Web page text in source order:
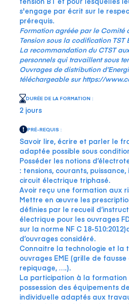
s'engage par écrit sur le
prérequis.
Formation agréée par le Comité
Tension sous la codification TST
La recommandation du CTST
personnels qui travaillent sous
Ouvrages de distribution
téléchargeable surhttps://
DURÉE DE LA FORMATION :
2 jours
PRÉ-REQUIS :
Savoir lire, écrire et parler le
adaptée possible sous
Posséder les notions
: tensions, courants, puissance,
circuit électrique triphasé.
Avoir reçu une formation aux
Mettre en œuvre les
définies par le recueil
électrique pour les ouvrages
sur la norme NF C 18-510:2012)
d’ouvrages considéré.
Connaitre la technologie et la
ouvrages EME (grille de
repiquage, ….).
La participation à la formation
possession des équipements
individuelle adaptés aux